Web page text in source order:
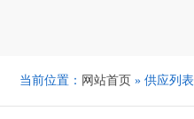
当前位置： 网站首页 » 供应列表